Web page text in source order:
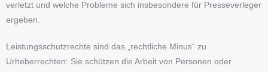
verletzt und welche Probleme sich insbesondere für Presseverleger
ergeben.
Leistungsschutzrechte sind das „rechtliche Minus“ zu
Urheberrechten: Sie schützen die Arbeit von Personen oder